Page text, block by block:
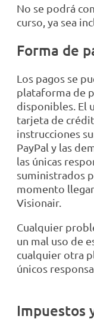
No se podrá
curso, ya sea
Forma de
Los pagos se
plataforma de
disponibles. El
tarjeta de
instrucciones
PayPal y las
las únicas
suministrados
momento
Visionair.
Cualquier
un mal uso de
cualquier otra
únicos
Impuestos